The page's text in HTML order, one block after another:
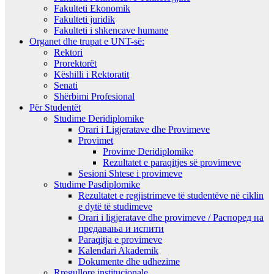
Fakulteti Ekonomik
Fakulteti juridik
Fakulteti i shkencave humane
Organet dhe trupat e UNT-së:
Rektori
Prorektorët
Këshilli i Rektoratit
Senati
Shërbimi Profesional
Për Studentët
Studime Deridiplomike
Orari i Ligjeratave dhe Provimeve
Provimet
Provime Deridiplomike
Rezultatet e paraqitjes së provimeve
Sesioni Shtese i provimeve
Studime Pasdiplomike
Rezultatet e regjistrimeve të studentëve në ciklin
e dytë të studimeve
Orari i ligjeratave dhe provimeve / Распоред на
предавањa и испити
Paraqitja e provimeve
Kalendari Akademik
Dokumente dhe udhezime